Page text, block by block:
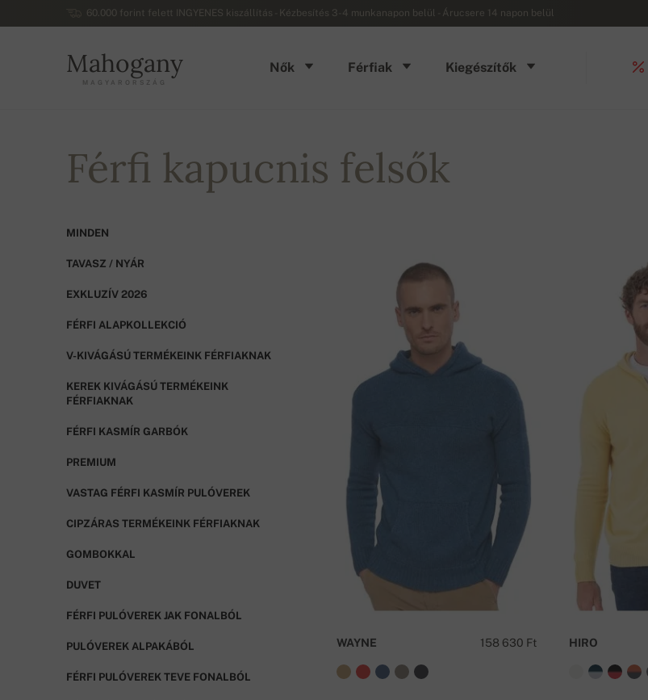
60.000 forint felett INGYENES kiszállítás - Kézbesítés 3-4 munkanapon belül - Árucsere 14 napon belül
Mahogany
MAGYARORSZÁG
Nők Férfiak Kiegészítők
Férfi kapucnis felsők
MINDEN
TAVASZ / NYÁR
EXKLUZÍV 2026
FÉRFI ALAPKOLLEKCIÓ
V-KIVÁGÁSÚ TERMÉKEINK FÉRFIAKNAK
KEREK KIVÁGÁSÚ TERMÉKEINK
FÉRFIAKNAK
FÉRFI KASMÍR GARBÓK
PREMIUM
VASTAG FÉRFI KASMÍR PULÓVEREK
CIPZÁRAS TERMÉKEINK FÉRFIAKNAK
GOMBOKKAL
DUVET
FÉRFI PULÓVEREK JAK FONALBÓL
PULÓVEREK ALPAKÁBÓL
FÉRFI PULÓVEREK TEVE FONALBÓL
158 630 Ft
WAYNE HIRO